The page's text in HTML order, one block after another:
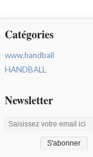
Catégories
www.handball
HANDBALL
Newsletter